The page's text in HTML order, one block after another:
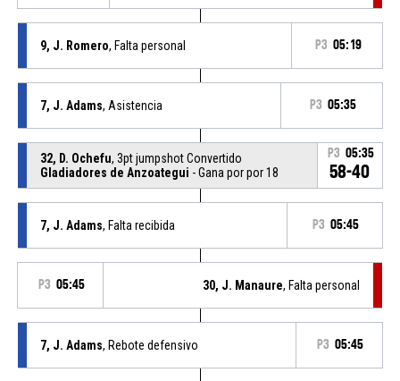
9, J. Romero, Falta personal P3 05:19
7, J. Adams, Asistencia P3 05:35
32, D. Ochefu, 3pt jumpshot Convertido
Gladiadores de Anzoategui - Gana por por 18
P3 05:35
58-40
7, J. Adams, Falta recibida P3 05:45
P3 05:45 30, J. Manaure, Falta personal
7, J. Adams, Rebote defensivo P3 05:45